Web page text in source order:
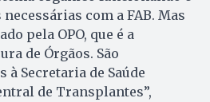
com a FAB. Mas
pela OPO, que é a
de Órgãos. São
Secretaria de Saúde
de Transplantes”,